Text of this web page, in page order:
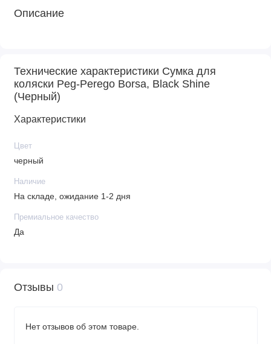
Описание
Технические характеристики Сумка для
коляски Peg-Perego Borsa, Black Shine
(Черный)
Характеристики
Цвет
черный
Наличие
На складе, ожидание 1-2 дня
Премиальное качество
Да
Отзывы 0
Нет отзывов об этом товаре.